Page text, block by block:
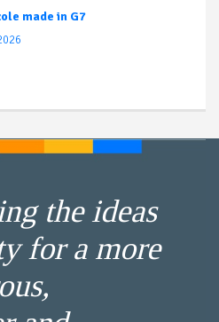
made in G7
the ideas
for a more